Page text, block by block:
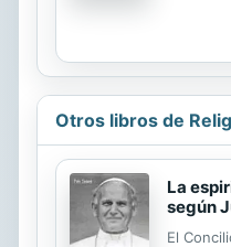
Otros libros de
La
según
El